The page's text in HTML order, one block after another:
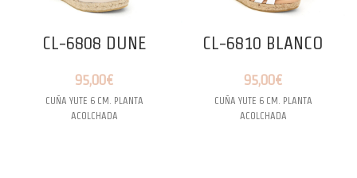
CL-6808 DUNE
95,00€
CUÑA YUTE 6 CM. PLANTA
ACOLCHADA
CL-6810 BLANCO
95,00€
CUÑA YUTE 6 CM. PLANTA
ACOLCHADA